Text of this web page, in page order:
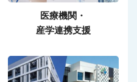
医療機関・
産学連携支援